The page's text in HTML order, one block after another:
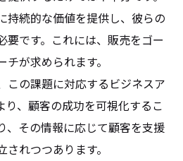
持続的な価値を提供し、彼らの
要です。これには、販売をゴー
が求められます。
この課題に対応するビジネスア
り、顧客の成功を可視化するこ
、その情報に応じて顧客を支援
れつつあります。